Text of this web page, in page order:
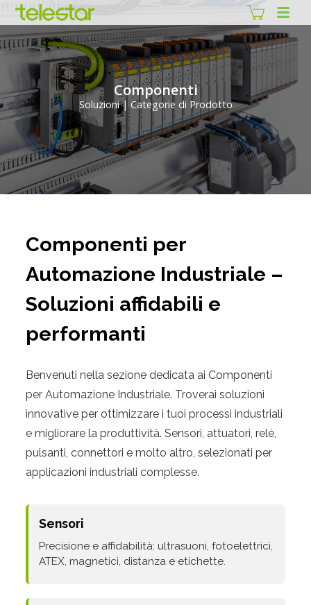
Componenti
Soluzioni | Categorie di Prodotto
Componenti per
Automazione Industriale –
Soluzioni affidabili e
performanti
Benvenuti nella sezione dedicata ai Componenti
per Automazione Industriale. Troverai soluzioni
innovative per ottimizzare i tuoi processi industriali
e migliorare la produttività. Sensori, attuatori, relè,
pulsanti, connettori e molto altro, selezionati per
applicazioni industriali complesse.
Sensori
Precisione e affidabilità: ultrasuoni, fotoelettrici,
ATEX, magnetici, distanza e etichette.